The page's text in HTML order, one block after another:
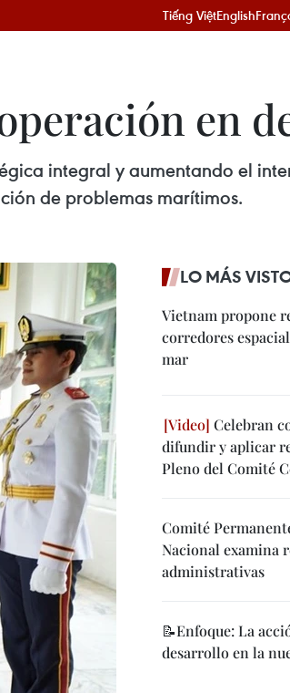
Tiếng ViệtEnglish
en
integral y aumentando el
de problemas marítimos.
LO MÁS
Vietnam propone
corredores
mar
Celebran
difundir y aplicar
Pleno del Comité
Comité
Nacional examina
administrativas
📝Enfoque: La
desarrollo en la